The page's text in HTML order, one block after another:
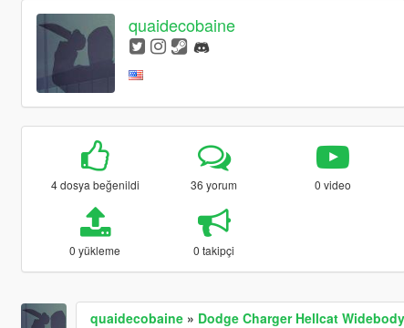
quaidecobaine
4 dosya beğenildi 36 yorum 0 video
0 yükleme 0 takipçi
quaidecobaine» Dodge Charger Hellcat